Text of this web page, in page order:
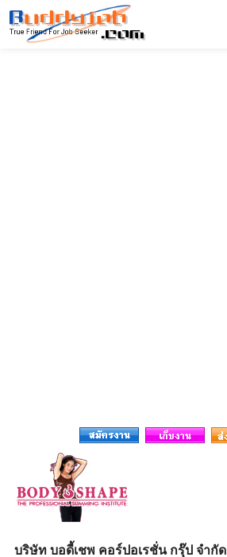
บริษัท บอดี้เชพ คอร์ปอเรชั่น กรุ๊ป จำกัด